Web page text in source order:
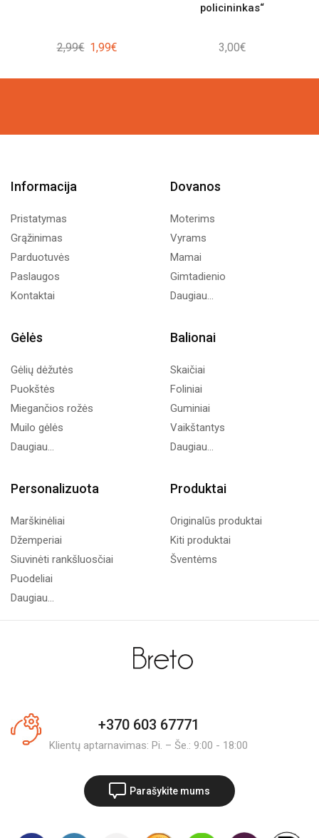
2,99€ Original
was:
1,99€Current
is:
policininkas“
3,00€
Informacija
Pristatymas
Grąžinimas
Parduotuvės
Paslaugos
Kontaktai
Dovanos
Moterims
Vyrams
Mamai
Gimtadienio
Daugiau...
Gėlės
Gėlių dėžutės
Puokštės
Miegančios rožės
Muilo gėlės
Daugiau...
Balionai
Skaičiai
Foliniai
Guminiai
Vaikštantys
Daugiau...
Personalizuota
Marškinėliai
Džemperiai
Siuvinėti rankšluosčiai
Puodeliai
Daugiau...
Produktai
Originalūs produktai
Kiti produktai
Šventėms
+370 603 67771
Klientų aptarnavimas: Pi. – Še.: 9:00 - 18:00
Parašykite mums